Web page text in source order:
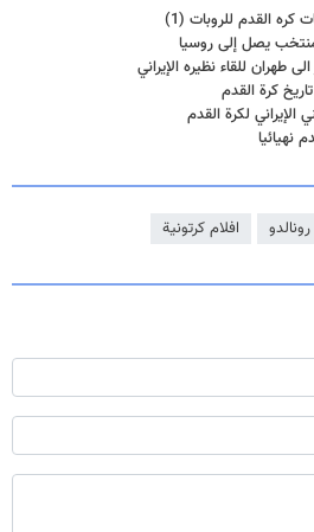
القدم للروبات (1)
منتخب يصل إلى روسيا
طهران للقاء نظيره الإيراني
الإيراني لكرة القدم
نهيائيا
افلام كرتونية